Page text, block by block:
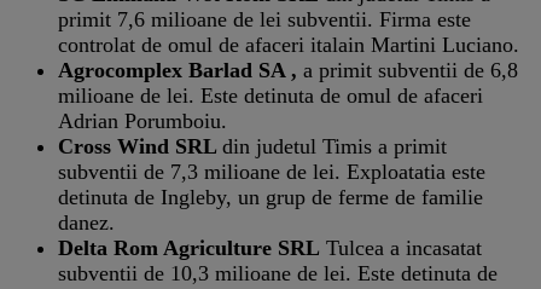
primit 7,6 milioane de lei subventii. Firma este
controlat de omul de afaceri italain Martini Luciano.
Agrocomplex Barlad SA , a primit subventii de 6,8
milioane de lei. Este detinuta de omul de afaceri
Adrian Porumboiu.
Cross Wind SRL din judetul Timis a primit
subventii de 7,3 milioane de lei. Exploatatia este
detinuta de Ingleby, un grup de ferme de familie
danez.
Delta Rom Agriculture SRL Tulcea a incasatat
subventii de 10,3 milioane de lei. Este detinuta de